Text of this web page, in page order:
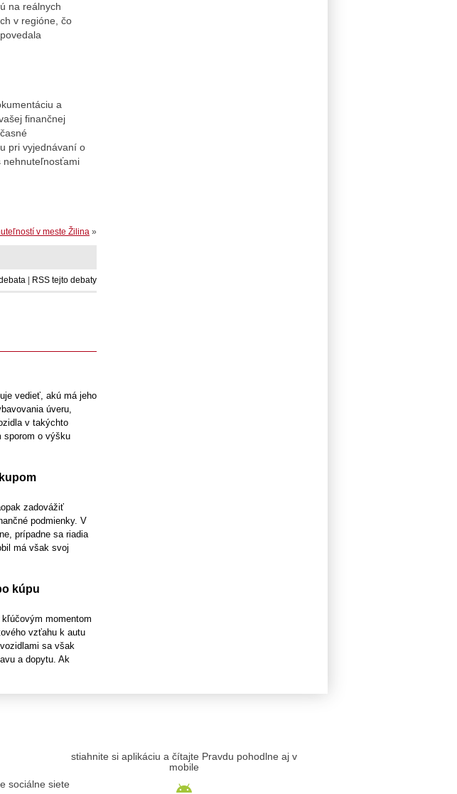
na reálnych
v regióne, čo
a
finančnej
pri vyjednávaní o
nehnuteľnosťami
v meste Žilina »
| RSS tejto debaty
vedieť, akú má jeho
úveru,
v takýchto
sporom o výšku
zadovážiť
podmienky. V
prípadne sa riadia
má však svoj
kúpu
momentom
vzťahu k autu
sa však
a dopytu. Ak
sociálne siete
stiahnite si aplikáciu a čítajte Pravdu pohodlne aj v
mobile